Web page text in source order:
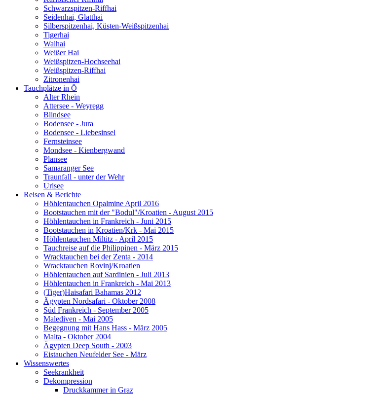
Schwarzspitzen-Riffhai
Seidenhai, Glatthai
Silberspitzenhai, Küsten-Weißspitzenhai
Tigerhai
Walhai
Weißer Hai
Weißspitzen-Hochseehai
Weißspitzen-Riffhai
Zitronenhai
Tauchplätze in Ö
Alter Rhein
Attersee - Weyregg
Blindsee
Bodensee - Jura
Bodensee - Liebesinsel
Fernsteinsee
Mondsee - Kienbergwand
Plansee
Samaranger See
Traunfall - unter der Wehr
Urisee
Reisen & Berichte
Höhlentauchen Opalmine April 2016
Bootstauchen mit der "Bodul"/Kroatien - August 2015
Höhlentauchen in Frankreich - Juni 2015
Bootstauchen in Kroatien/Krk - Mai 2015
Höhlentauchen Miltitz - April 2015
Tauchreise auf die Philippinen - März 2015
Wracktauchen bei der Zenta - 2014
Wracktauchen Rovinj/Kroatien
Höhlentauchen auf Sardinien - Juli 2013
Höhlentauchen in Frankreich - Mai 2013
(Tiger)Haisafari Bahamas 2012
Ägypten Nordsafari - Oktober 2008
Süd Frankreich - September 2005
Malediven - Mai 2005
Begegnung mit Hans Hass - März 2005
Malta - Oktober 2004
Ägypten Deep South - 2003
Eistauchen Neufelder See - März
Wissenswertes
Seekrankheit
Dekompression
Druckkammer in Graz